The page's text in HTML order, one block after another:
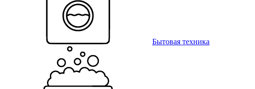
Бытовая техника